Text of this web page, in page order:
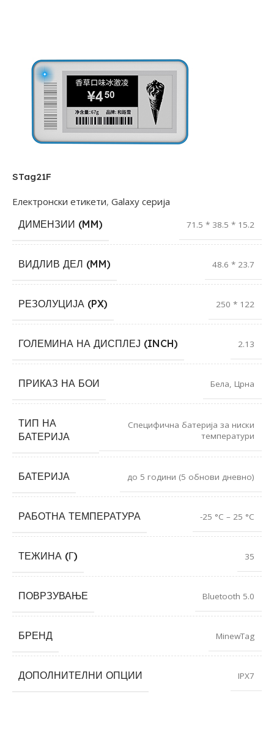
STag21F
Електронски етикети, Galaxy серија
ДИМЕНЗИИ (MM)
71.5 * 38.5 * 15.2
ВИДЛИВ ДЕЛ (MM) 48.6 * 23.7
РЕЗОЛУЦИЈА (PX) 250 * 122
ГОЛЕМИНА НА ДИСПЛЕЈ (INCH) 2.13
ПРИКАЗ НА БОИ Бела Црна
ТИП НА
БАТЕРИЈА
Специфична батерија за ниски
температури
БАТЕРИЈА до 5 години (5 обнови дневно)
РАБОТНА ТЕМПЕРАТУРА -25 °C – 25 °C
ТЕЖИНА (Г) 35
ПОВРЗУВАЊЕ Bluetooth 5.0
БРЕНД MinewTag
ДОПОЛНИТЕЛНИ ОПЦИИ IPX7